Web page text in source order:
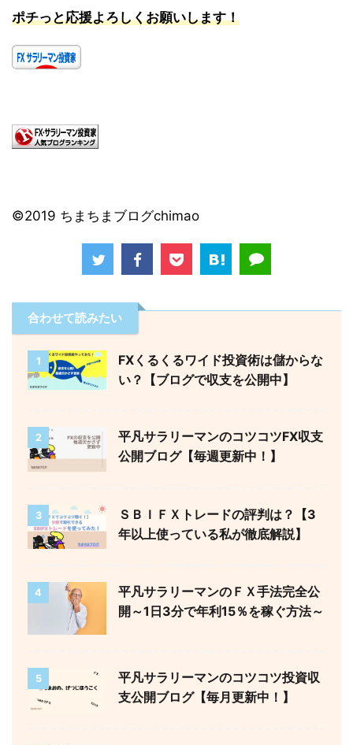
ポチっと応援よろしくお願いします！
©2019 ちまちまブログchimao
合わせて読みたい
1
FXくるくるワイド投資術は儲からな
い？【ブログで収支を公開中】
2
平凡サラリーマンのコツコツFX収支
公開ブログ【毎週更新中！】
3
ＳＢＩＦＸトレードの評判は？【3
年以上使っている私が徹底解説】
4
平凡サラリーマンのＦＸ手法完全公
開～1日3分で年利15％を稼ぐ方法～
5
平凡サラリーマンのコツコツ投資収
支公開ブログ【毎月更新中！】